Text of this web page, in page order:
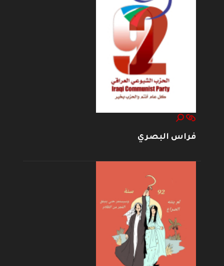
فراس البصري